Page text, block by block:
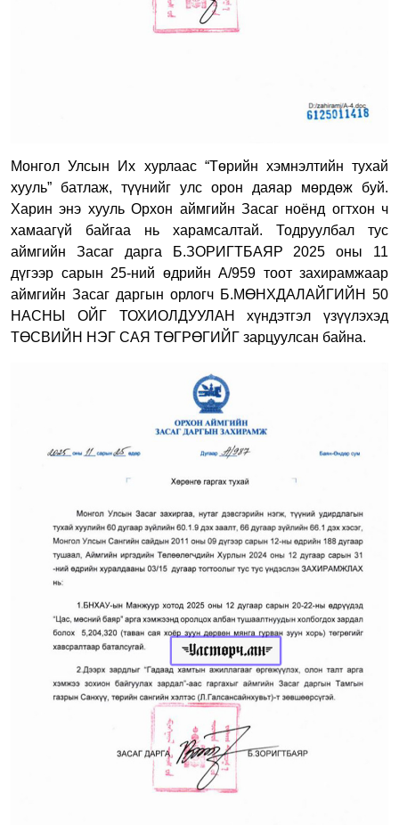
Монгол Улсын Их хурлаас “Төрийн хэмнэлтийн тухай
хууль” батлаж, түүнийг улс орон даяар мөрдөж буй.
Харин энэ хууль Орхон аймгийн Засаг ноёнд огтхон ч
хамаагүй байгаа нь харамсалтай. Тодруулбал тус
аймгийн Засаг дарга Б.ЗОРИГТБАЯР 2025 оны 11
дүгээр сарын 25-ний өдрийн А/959 тоот захирамжаар
аймгийн Засаг даргын орлогч Б.МӨНХДАЛАЙГИЙН 50
НАСНЫ ОЙГ ТОХИОЛДУУЛАН хүндэтгэл үзүүлэхэд
ТӨСВИЙН НЭГ САЯ ТӨГРӨГИЙГ зарцуулсан байна.